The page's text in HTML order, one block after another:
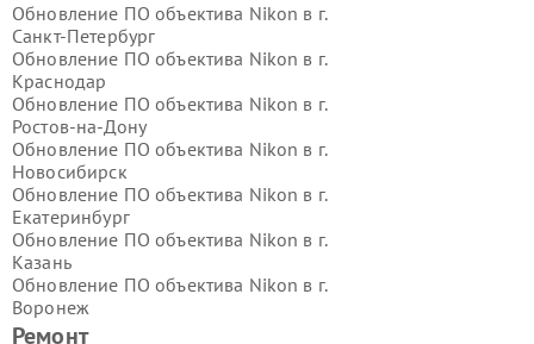
Ремонт
Обновление ПО объектива Nikon в г.
Санкт-Петербург
Обновление ПО объектива Nikon в г.
Краснодар
Обновление ПО объектива Nikon в г.
Ростов-на-Дону
Обновление ПО объектива Nikon в г.
Новосибирск
Обновление ПО объектива Nikon в г.
Екатеринбург
Обновление ПО объектива Nikon в г.
Казань
Обновление ПО объектива Nikon в г.
Воронеж
Обновление ПО объектива Nikon в г.